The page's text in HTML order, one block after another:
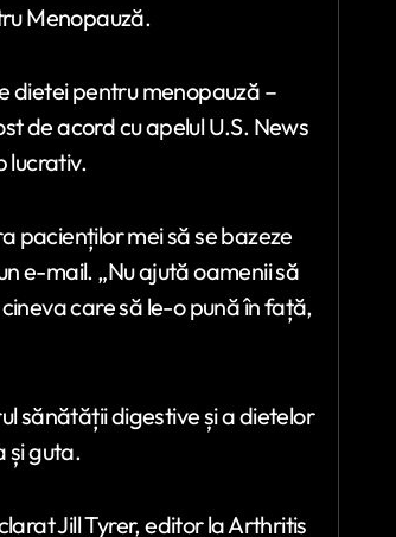
Menopauză.
dietei pentru menopauză –
de acord cu apelul U.S. News
lucrativ.
pacienților mei să se bazeze
e-mail. „Nu ajută oamenii să
care să le-o pună în față,
sănătății digestive și a dietelor
și guta.
Jill Tyrer, editor la Arthritis